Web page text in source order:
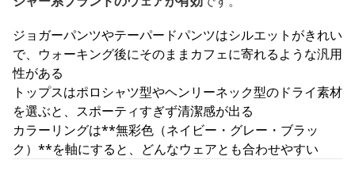
ジョガーパンツやテーパードパンツはシルエットがきれい
で、ウォーキング後にそのままカフェに寄れるような汎用
性がある
トップスはポロシャツ型やヘンリーネック型のドライ素材
を選ぶと、スポーティすぎず清潔感が出る
カラーリングは**無彩色（ネイビー・グレー・ブラッ
ク）**を軸にすると、どんなウェアとも合わせやすい